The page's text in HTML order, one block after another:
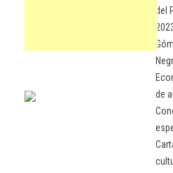
del
de